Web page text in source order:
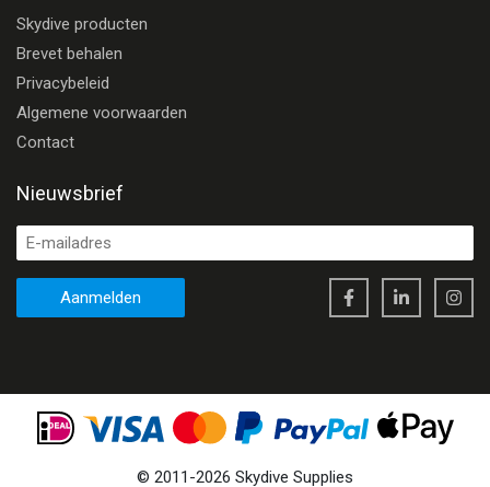
Skydive producten
Brevet behalen
Privacybeleid
Algemene voorwaarden
Contact
Nieuwsbrief
Aanmelden
© 2011 -2026 Skydive Supplies